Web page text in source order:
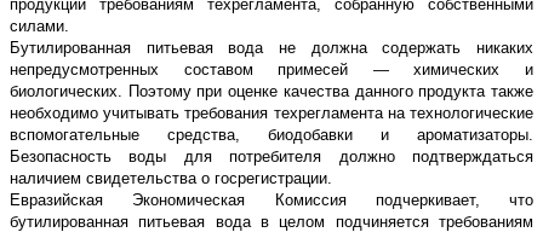
продукции требованиям техрегламента, собранную собственными
силами.
Бутилированная питьевая вода не должна содержать никаких
непредусмотренных составом примесей — химических и
биологических. Поэтому при оценке качества данного продукта также
необходимо учитывать требования техрегламента на технологические
вспомогательные средства, биодобавки и ароматизаторы.
Безопасность воды для потребителя должно подтверждаться
наличием свидетельства о госрегистрации.
Евразийская Экономическая Комиссия подчеркивает, что
бутилированная питьевая вода в целом подчиняется требованиям